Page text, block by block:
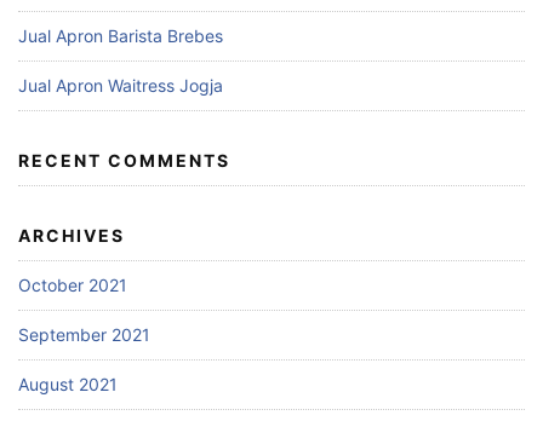
Jual Apron Barista Brebes
Jual Apron Waitress Jogja
RECENT COMMENTS
ARCHIVES
October 2021
September 2021
August 2021